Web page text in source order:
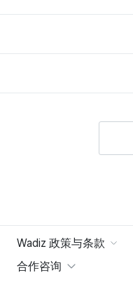
Wadiz 政策与条款
合作咨询